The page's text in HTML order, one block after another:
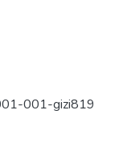
001-gizi819